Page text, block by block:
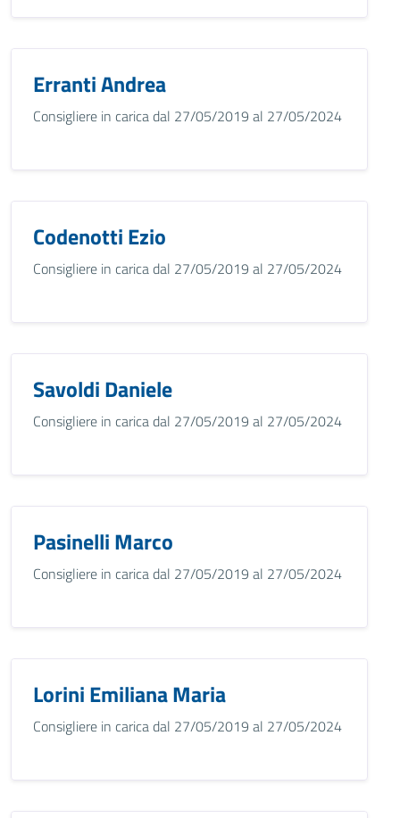
Erranti Andrea
Consigliere in carica dal 27/05/2019 al 27/05/2024
Codenotti Ezio
Consigliere in carica dal 27/05/2019 al 27/05/2024
Savoldi Daniele
Consigliere in carica dal 27/05/2019 al 27/05/2024
Pasinelli Marco
Consigliere in carica dal 27/05/2019 al 27/05/2024
Lorini Emiliana Maria
Consigliere in carica dal 27/05/2019 al 27/05/2024